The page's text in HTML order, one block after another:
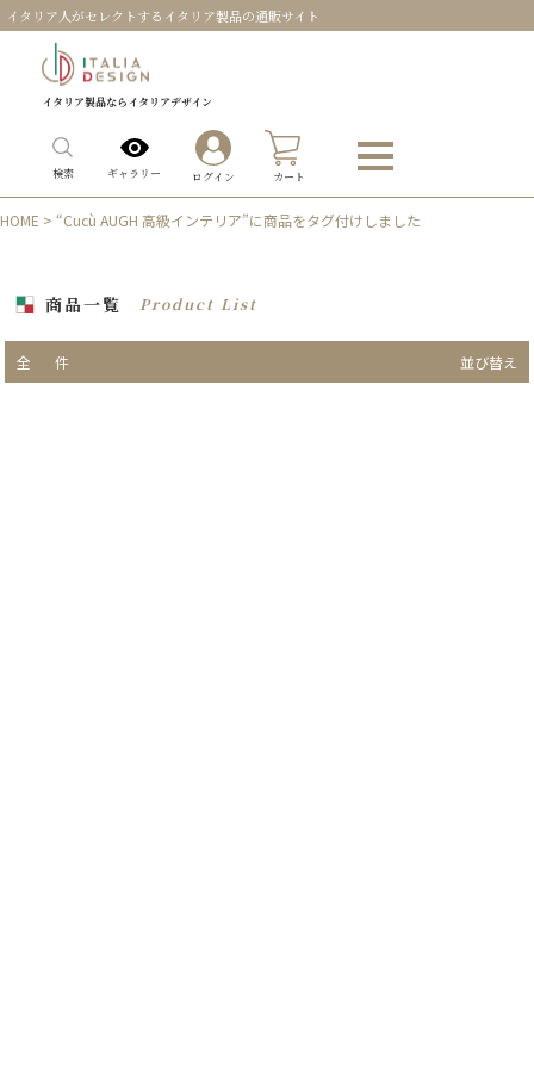
イタリア人がセレクトするイタリア製品の通販サイト
イタリア製品ならイタリアデザイン
検索 ギャラリー ログイン カート
HOME > “Cucù AUGH 高級インテリア”に商品をタグ付けしました
商品一覧 Product List
全 件 並び替え